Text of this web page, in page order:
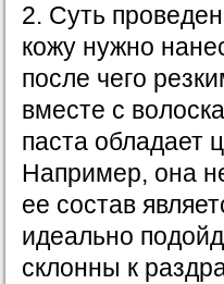
2. Суть
кожу нужно
после чего
вместе с
паста обладает
Например, она
ее состав
идеально
склонны к